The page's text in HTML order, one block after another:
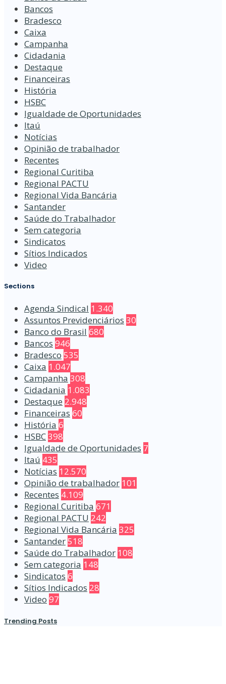
Bancos
Bradesco
Caixa
Campanha
Cidadania
Destaque
Financeiras
História
HSBC
Igualdade de Oportunidades
Itaú
Notícias
Opinião de trabalhador
Recentes
Regional Curitiba
Regional PACTU
Regional Vida Bancária
Santander
Saúde do Trabalhador
Sem categoria
Sindicatos
Sítios Indicados
Video
Sections
Agenda Sindical 1.340
Assuntos Previdenciários 30
Banco do Brasil 680
Bancos 946
Bradesco 535
Caixa 1.047
Campanha 308
Cidadania 1.083
Destaque 2.948
Financeiras 60
História 6
HSBC398
Igualdade de Oportunidades 7
Itaú 435
Notícias 12.570
Opinião de trabalhador 101
Recentes 4.109
Regional Curitiba 671
Regional PACTU 242
Regional Vida Bancária 325
Santander518
Saúde do Trabalhador 108
Sem categoria 148
Sindicatos 6
Sítios Indicados 28
Video 97
Trending Posts